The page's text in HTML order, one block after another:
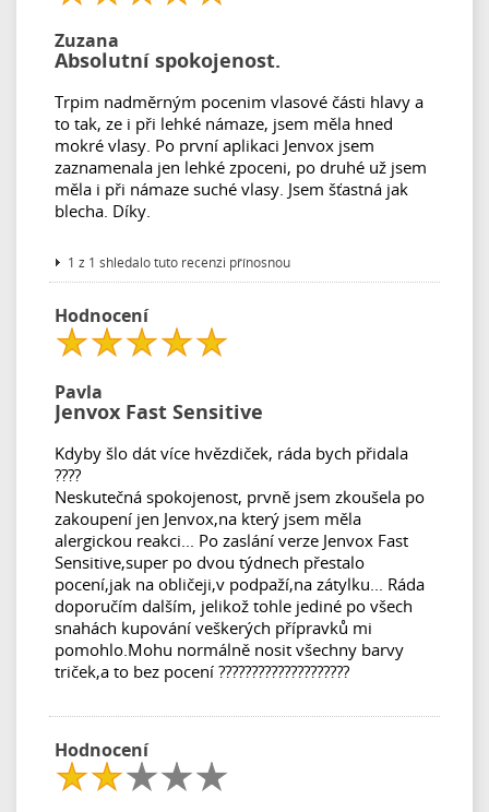
Zuzana
Absolutní spokojenost.
Trpim nadměrným pocenim vlasové části hlavy a
to tak, ze i při lehké námaze, jsem měla hned
mokré vlasy. Po první aplikaci Jenvox jsem
zaznamenala jen lehké zpoceni, po druhé už jsem
měla i při námaze suché vlasy. Jsem šťastná jak
blecha. Díky.
1 z 1 shledalo tuto recenzi přínosnou
Hodnocení
Pavla
Jenvox Fast Sensitive
Kdyby šlo dát více hvězdiček, ráda bych přidala
????
Neskutečná spokojenost, prvně jsem zkoušela po
zakoupení jen Jenvox,na který jsem měla
alergickou reakci... Po zaslání verze Jenvox Fast
Sensitive,super po dvou týdnech přestalo
pocení,jak na obličeji,v podpaží,na zátylku... Ráda
doporučím dalším, jelikož tohle jediné po všech
snahách kupování veškerých přípravků mi
pomohlo.Mohu normálně nosit všechny barvy
triček,a to bez pocení ????????????????????
Hodnocení